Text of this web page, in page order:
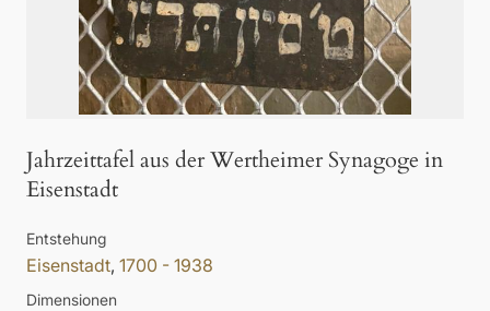
Jahrzeittafel aus der Wertheimer Synagoge in
Eisenstadt
Entstehung
Eisenstadt, 1700 - 1938
Dimensionen